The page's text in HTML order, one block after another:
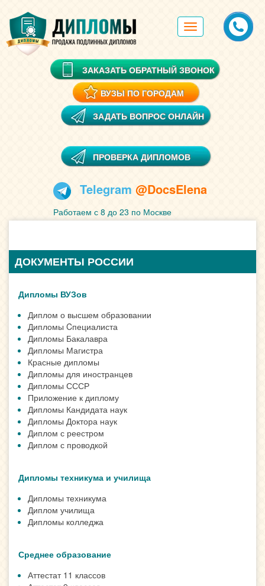
Toggle
navigation
ЗАКАЗАТЬ ОБРАТНЫЙ ЗВОНОК
ВУЗЫ ПО ГОРОДАМ
ЗАДАТЬ ВОПРОС ОНЛАЙН
ПРОВЕРКА ДИПЛОМОВ
Telegram @DocsElena
Работаем с 8 до 23 по Москве
ДОКУМЕНТЫ РОССИИ
Дипломы ВУЗов
Диплом о высшем образовании
Дипломы Cпециалиста
Дипломы Бакалавра
Дипломы Магистра
Красные дипломы
Дипломы для иностранцев
Дипломы СССР
Приложение к диплому
Дипломы Кандидата наук
Дипломы Доктора наук
Диплом с реестром
Диплом с проводкой
Дипломы техникума и училища
Дипломы техникума
Диплом училища
Дипломы колледжа
Среднее образование
Аттестат 11 классов